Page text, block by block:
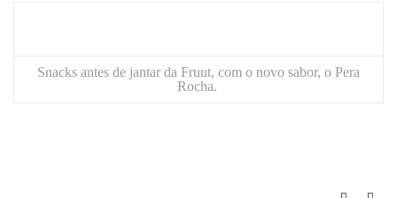
Snacks antes de jantar da Fruut, com o novo sabor, o Pera
Rocha.